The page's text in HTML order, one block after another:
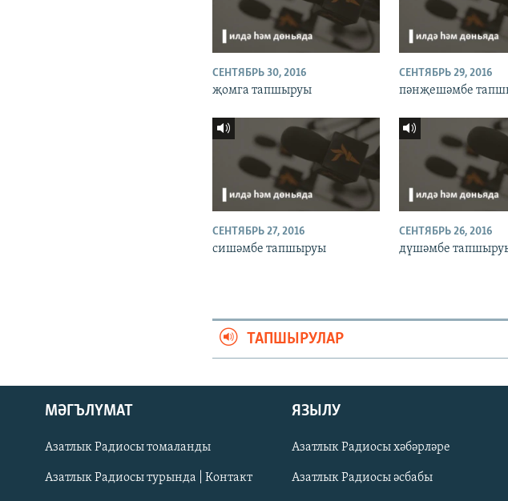
ӘЙДӘ ONLINE
БЕЗГӘ КУШЫЛЫГЫЗ!
СЕНТЯБРЬ 30, 2016
җомга тапшыруы
СЕНТЯБРЬ 29, 2016
пәнҗешәмбе
СЕНТЯБРЬ 27, 2016
сишәмбе тапшыруы
СЕНТЯБРЬ 26, 2016
дүшәмбе
ТАПШЫРУЛАР
МӘГЪЛҮМАТ
Азатлык Радиосы томаланды
Азатлык Радиосы турында | Контакт
ЯЗЫЛУ
Азатлык Радиосы хәбәрләре
Азатлык Радиосы әсбабы